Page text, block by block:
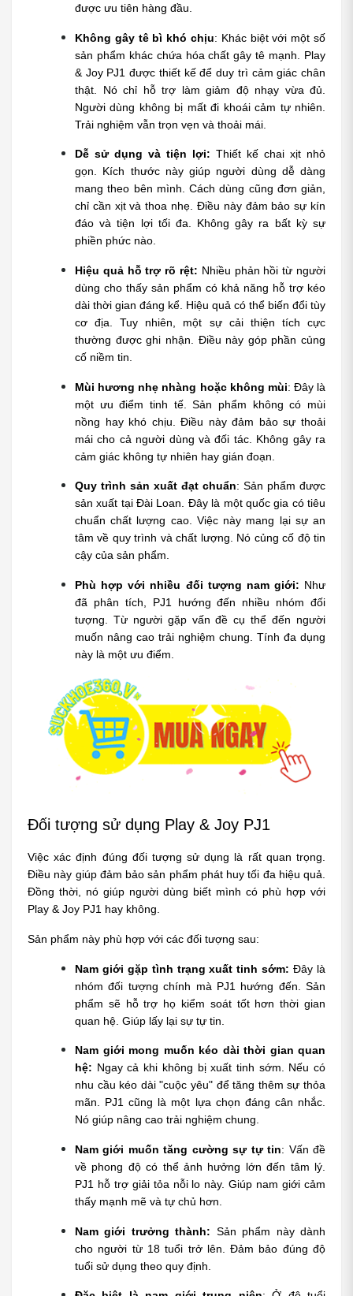
được ưu tiên hàng đầu.
Không gây tê bì khó chịu: Khác biệt với một số
sản phẩm khác chứa hóa chất gây tê mạnh. Play
& Joy PJ1 được thiết kế để duy trì cảm giác chân
thật. Nó chỉ hỗ trợ làm giảm độ nhạy vừa đủ.
Người dùng không bị mất đi khoái cảm tự nhiên.
Trải nghiệm vẫn trọn vẹn và thoải mái.
Dễ sử dụng và tiện lợi: Thiết kế chai xịt nhỏ
gọn. Kích thước này giúp người dùng dễ dàng
mang theo bên mình. Cách dùng cũng đơn giản,
chỉ cần xịt và thoa nhẹ. Điều này đảm bảo sự kín
đáo và tiện lợi tối đa. Không gây ra bất kỳ sự
phiền phức nào.
Hiệu quả hỗ trợ rõ rệt: Nhiều phản hồi từ người
dùng cho thấy sản phẩm có khả năng hỗ trợ kéo
dài thời gian đáng kể. Hiệu quả có thể biến đổi tùy
cơ địa. Tuy nhiên, một sự cải thiện tích cực
thường được ghi nhận. Điều này góp phần củng
cố niềm tin.
Mùi hương nhẹ nhàng hoặc không mùi: Đây là
một ưu điểm tinh tế. Sản phẩm không có mùi
nồng hay khó chịu. Điều này đảm bảo sự thoải
mái cho cả người dùng và đối tác. Không gây ra
cảm giác không tự nhiên hay gián đoạn.
Quy trình sản xuất đạt chuẩn: Sản phẩm được
sản xuất tại Đài Loan. Đây là một quốc gia có tiêu
chuẩn chất lượng cao. Việc này mang lại sự an
tâm về quy trình và chất lượng. Nó củng cố độ tin
cậy của sản phẩm.
Phù hợp với nhiều đối tượng nam giới: Như
đã phân tích, PJ1 hướng đến nhiều nhóm đối
tượng. Từ người gặp vấn đề cụ thể đến người
muốn nâng cao trải nghiệm chung. Tính đa dụng
này là một ưu điểm.
Đối tượng sử dụng Play & Joy PJ1
Việc xác định đúng đối tượng sử dụng là rất quan trọng.
Điều này giúp đảm bảo sản phẩm phát huy tối đa hiệu quả.
Đồng thời, nó giúp người dùng biết mình có phù hợp với
Play & Joy PJ1 hay không.
Sản phẩm này phù hợp với các đối tượng sau:
Nam giới gặp tình trạng xuất tinh sớm: Đây là
nhóm đối tượng chính mà PJ1 hướng đến. Sản
phẩm sẽ hỗ trợ họ kiểm soát tốt hơn thời gian
quan hệ. Giúp lấy lại sự tự tin.
Nam giới mong muốn kéo dài thời gian quan
hệ: Ngay cả khi không bị xuất tinh sớm. Nếu có
nhu cầu kéo dài "cuộc yêu" để tăng thêm sự thỏa
mãn. PJ1 cũng là một lựa chọn đáng cân nhắc.
Nó giúp nâng cao trải nghiệm chung.
Nam giới muốn tăng cường sự tự tin: Vấn đề
về phong độ có thể ảnh hưởng lớn đến tâm lý.
PJ1 hỗ trợ giải tỏa nỗi lo này. Giúp nam giới cảm
thấy mạnh mẽ và tự chủ hơn.
Nam giới trưởng thành: Sản phẩm này dành
cho người từ 18 tuổi trở lên. Đảm bảo đúng độ
tuổi sử dụng theo quy định.